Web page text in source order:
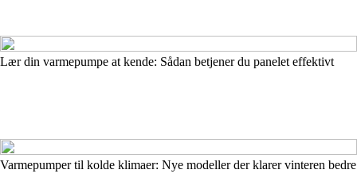
Lær din varmepumpe at kende: Sådan betjener du panelet effektivt
Varmepumper til kolde klimaer: Nye modeller der klarer vinteren bedre